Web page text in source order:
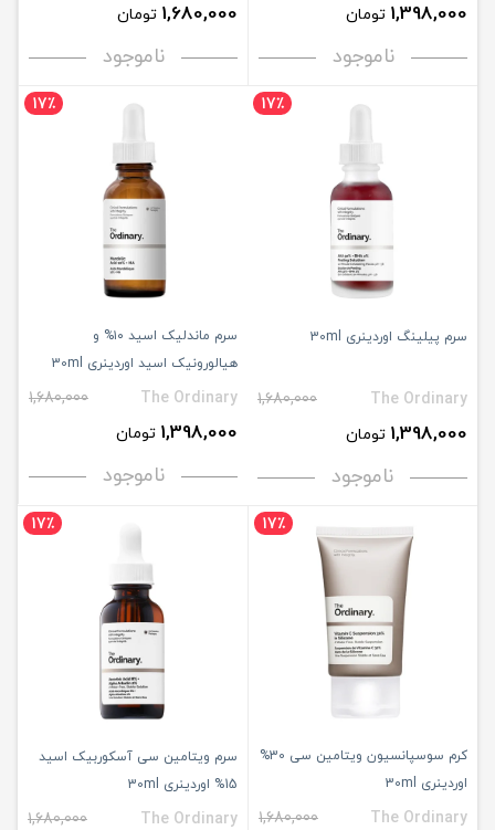
1,398,000 تومان
ناموجود
1,680,000 تومان
ناموجود
17٪
سرم پیلینگ اوردینری 30ml
The Ordinary
1,680,000
1,398,000 تومان
ناموجود
17٪
سرم ماندلیک اسید ۱۰% و
هیالورونیک اسید اوردینری 30ml
The Ordinary
1,680,000
1,398,000 تومان
ناموجود
17٪
کرم سوسپانسیون ویتامین سی 30%
اوردینری 30ml
The Ordinary
1,680,000
17٪
سرم ویتامین سی آسکوربیک اسید
15% اوردینری 30ml
The Ordinary
1,680,000